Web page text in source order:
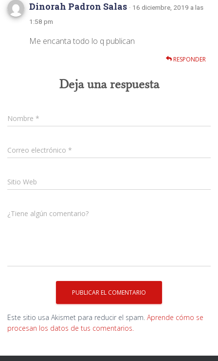
Dinorah Padron Salas · 16 diciembre, 2019 a las
1:58 pm
Me encanta todo lo q publican
RESPONDER
Deja una respuesta
Nombre *
Correo electrónico *
Sitio Web
¿Tiene algún comentario?
Este sitio usa Akismet para reducir el spam. Aprende cómo se
procesan los datos de tus comentarios.